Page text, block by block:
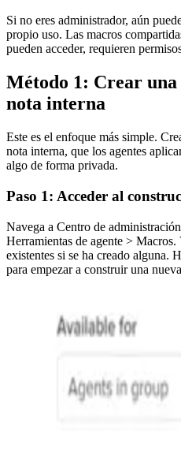
Si no eres administrador, aún
propio uso. Las macros
pueden acceder, requieren
Método 1: Crear una
nota interna
Este es el enfoque más simple.
nota interna, que los agentes
algo de forma privada.
Paso 1: Acceder al
Navega a Centro de
Herramientas de agente > Macros.
existentes si se ha creado alguna.
para empezar a construir una